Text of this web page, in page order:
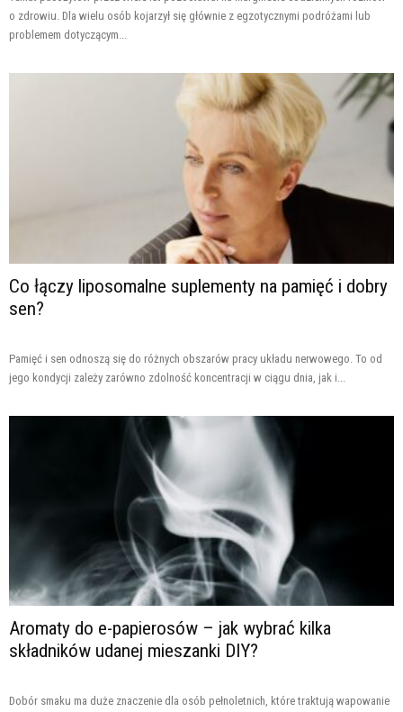
o zdrowiu. Dla wielu osób kojarzył się głównie z egzotycznymi podróżami lub
problemem dotyczącym...
Co łączy liposomalne suplementy na pamięć i dobry
sen?
Pamięć i sen odnoszą się do różnych obszarów pracy układu nerwowego. To od
jego kondycji zależy zarówno zdolność koncentracji w ciągu dnia, jak i...
Aromaty do e-papierosów – jak wybrać kilka
składników udanej mieszanki DIY?
Dobór smaku ma duże znaczenie dla osób pełnoletnich, które traktują wapowanie